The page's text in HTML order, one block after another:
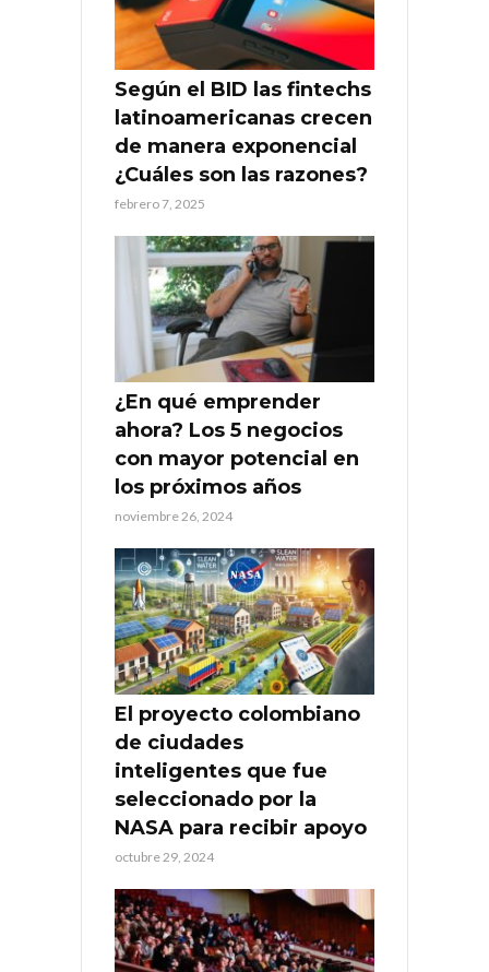
Según el BID las fintechs
latinoamericanas crecen
de manera exponencial
¿Cuáles son las razones?
febrero 7, 2025
¿En qué emprender
ahora? Los 5 negocios
con mayor potencial en
los próximos años
noviembre 26, 2024
El proyecto colombiano
de ciudades
inteligentes que fue
seleccionado por la
NASA para recibir apoyo
octubre 29, 2024